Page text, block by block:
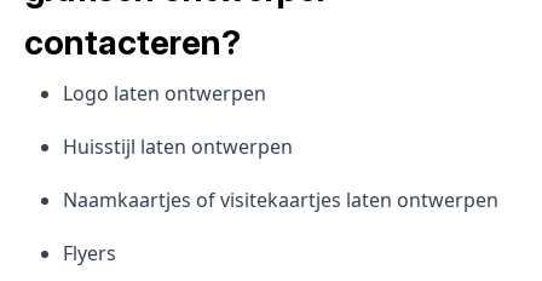
contacteren?
Logo laten ontwerpen
Huisstijl laten ontwerpen
Naamkaartjes of visitekaartjes laten ontwerpen
Flyers